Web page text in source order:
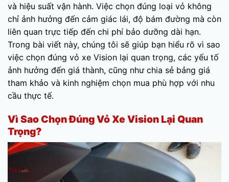
và hiệu suất vận hành. Việc chọn đúng loại vỏ không
chỉ ảnh hưởng đến cảm giác lái, độ bám đường mà còn
liên quan trực tiếp đến chi phí bảo dưỡng dài hạn.
Trong bài viết này, chúng tôi sẽ giúp bạn hiểu rõ vì sao
việc chọn đúng vỏ xe Vision lại quan trọng, các yếu tố
ảnh hưởng đến giá thành, cũng như chia sẻ bảng giá
tham khảo và kinh nghiệm chọn mua phù hợp với nhu
cầu thực tế.
Vì Sao Chọn Đúng Vỏ Xe Vision Lại Quan
Trọng?